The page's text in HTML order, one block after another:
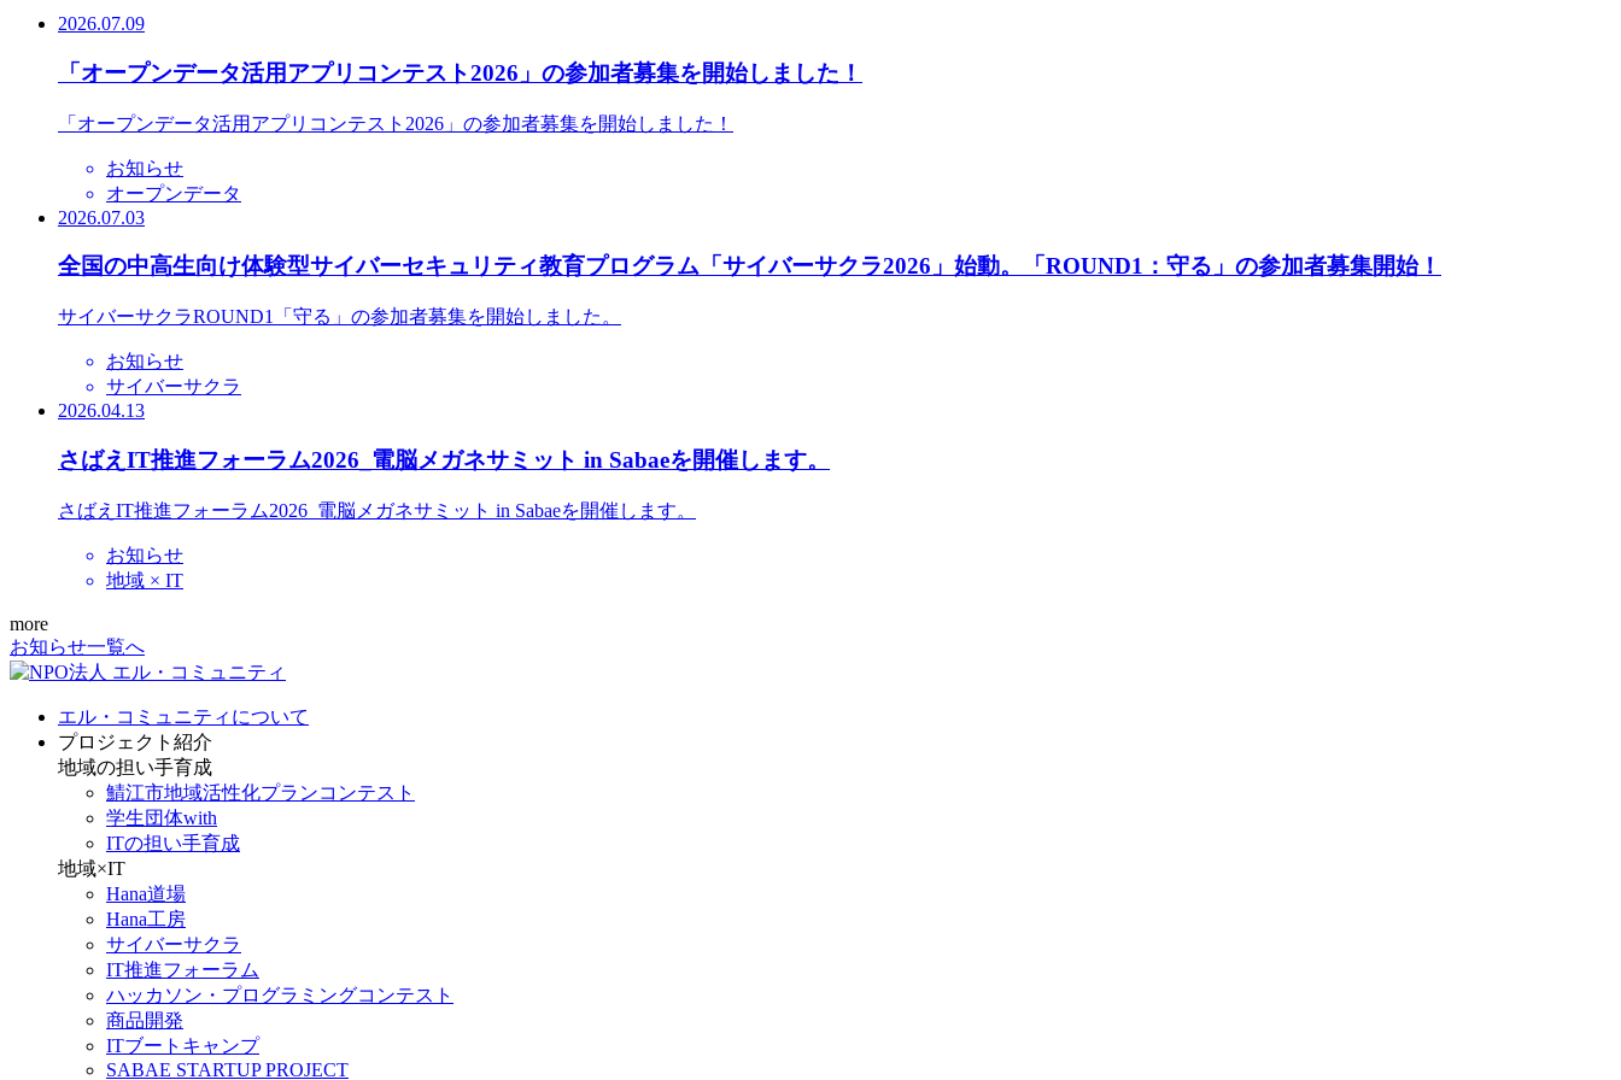
2026.07.09
「オープンデータ活用アプリコンテスト2026」の参加者募集を開始しました！
「オープンデータ活用アプリコンテスト2026」の参加者募集を開始しました！
お知らせ
オープンデータ
2026.07.03
全国の中高生向け体験型サイバーセキュリティ教育プログラム「サイバーサクラ2026」始動。「ROUND1：守る」の参加者募集開始！
サイバーサクラROUND1「守る」の参加者募集を開始しました。
お知らせ
サイバーサクラ
2026.04.13
さばえIT推進フォーラム2026_電脳メガネサミット in Sabaeを開催します。
さばえIT推進フォーラム2026_電脳メガネサミット in Sabaeを開催します。
お知らせ
地域 × IT
more
お知らせ一覧へ
エル・コミュニティについて
プロジェクト紹介
地域の担い手育成
鯖江市地域活性化プランコンテスト
学生団体with
ITの担い手育成
地域×IT
Hana道場
Hana工房
サイバーサクラ
IT推進フォーラム
ハッカソン・プログラミングコンテスト
商品開発
ITブートキャンプ
SABAE STARTUP PROJECT